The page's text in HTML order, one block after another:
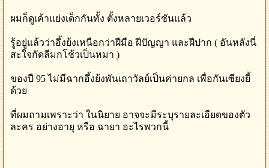
ผมก็ดูเค้าแย่งเด็กกันทั้ง ตั้งหลายเวอร์ชันแล้ว
รู้อยู่แล้วว่าอึ้งย้งเหนือกว่าฝีมือ ฝีปัญญา และฝีปาก ( อันหลังนี่
สะใจกัดลีมกโช้วเป็นหมา )
ของปี 95 ไม่มีฉากอึ้งย้งพันเถาวัลย์เป็นค่ายกล เพื่อกันเซียงยี้
ด้วย
ที่ผมถามเพราะว่า ในนิยาย อาจจะมีระบุรายละเอียดของตัว
ละคร อย่างอายุ หรือ ฉายา อะไรพวกนี้